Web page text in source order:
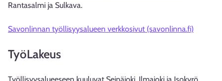
Rantasalmi ja Sulkava.
Savonlinnan työllisyysalueen verkkosivut (savonlinna.fi)
TyöLakeus